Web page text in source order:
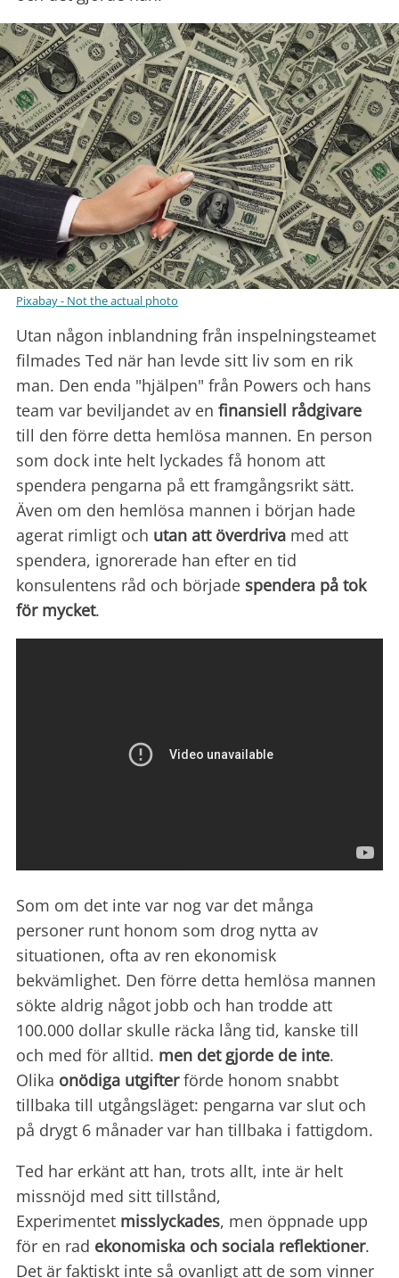
Pixabay - Not the actual photo
Utan någon inblandning från inspelningsteamet
filmades Ted när han levde sitt liv som en rik
man. Den enda "hjälpen" från Powers och hans
team var beviljandet av en finansiell rådgivare
till den förre detta hemlösa mannen. En person
som dock inte helt lyckades få honom att
spendera pengarna på ett framgångsrikt sätt.
Även om den hemlösa mannen i början hade
agerat rimligt och utan att överdriva med att
spendera, ignorerade han efter en tid
konsulentens råd och började spendera på tok
för mycket.
Som om det inte var nog var det många
personer runt honom som drog nytta av
situationen, ofta av ren ekonomisk
bekvämlighet. Den förre detta hemlösa mannen
sökte aldrig något jobb och han trodde att
100.000 dollar skulle räcka lång tid, kanske till
och med för alltid. men det gjorde de inte.
Olika onödiga utgifterförde honom snabbt
tillbaka till utgångsläget: pengarna var slut och
på drygt 6 månader var han tillbaka i fattigdom.
Ted har erkänt att han, trots allt, inte är helt
missnöjd med sitt tillstånd,
Experimentet misslyckades, men öppnade upp
för en rad ekonomiska och sociala reflektioner.
Det är faktiskt inte så ovanligt att de som vinner